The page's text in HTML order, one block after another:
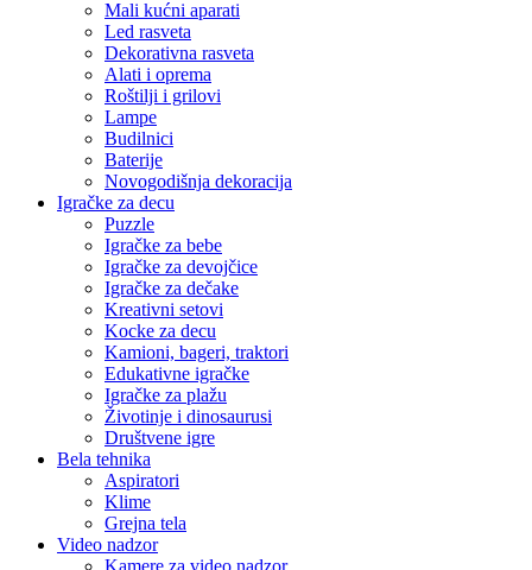
Mali kućni aparati
Led rasveta
Dekorativna rasveta
Alati i oprema
Roštilji i grilovi
Lampe
Budilnici
Baterije
Novogodišnja dekoracija
Igračke za decu
Puzzle
Igračke za bebe
Igračke za devojčice
Igračke za dečake
Kreativni setovi
Kocke za decu
Kamioni, bageri, traktori
Edukativne igračke
Igračke za plažu
Životinje i dinosaurusi
Društvene igre
Bela tehnika
Aspiratori
Klime
Grejna tela
Video nadzor
Kamere za video nadzor